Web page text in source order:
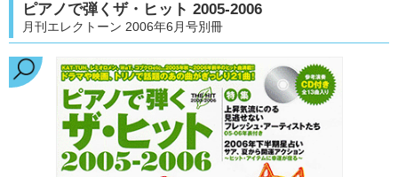
ピアノで弾くザ・ヒット 2005-2006
月刊エレクトーン 2006年6月号別冊